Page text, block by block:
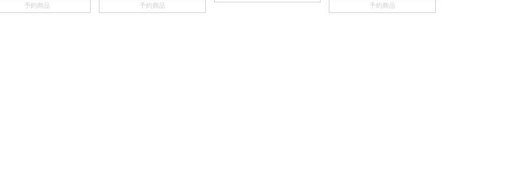
予約商品 予約商品 予約商品